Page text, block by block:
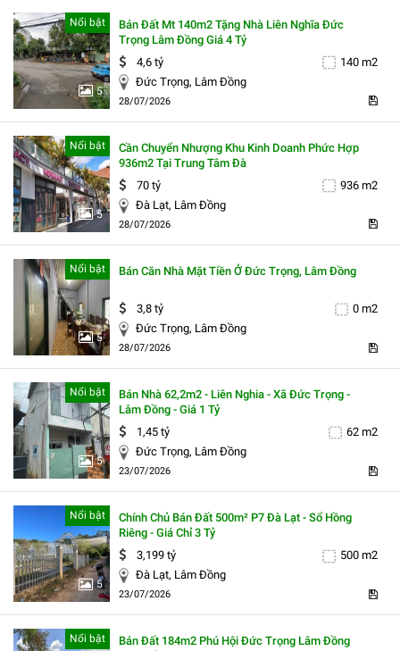
5
Nổi bật
Bán Đất Mt 140m2 Tặng Nhà Liên Nghĩa Đức
Trọng Lâm Đồng Giá 4 Tỷ
4,6 tỷ
140 m2
Đức Trọng, Lâm Đồng
28/07/2026
5
Nổi bật
Cần Chuyển Nhượng Khu Kinh Doanh Phức Hợp
936m2 Tại Trung Tâm Đà
70 tỷ
936 m2
Đà Lạt, Lâm Đồng
28/07/2026
5
Nổi bật Bán Căn Nhà Mặt Tiền Ở Đức Trọng, Lâm Đồng
3,8 tỷ
0 m2
Đức Trọng, Lâm Đồng
28/07/2026
5
Nổi bật
Bán Nhà 62,2m2 - Liên Nghia - Xã Đức Trọng -
Lâm Ðồng - Giá 1 Tỷ
1,45 tỷ
62 m2
Đức Trọng, Lâm Đồng
23/07/2026
5
Nổi bật
Chính Chủ Bán Đất 500m² P7 Đà Lạt - Sổ Hồng
Riêng - Giá Chỉ 3 Tỷ
3,199 tỷ
500 m2
Đà Lạt, Lâm Đồng
23/07/2026
Nổi bật
Bán Đất 184m2 Phú Hội Đức Trọng Lâm Đồng